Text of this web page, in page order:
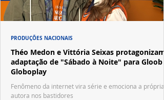
Théo Medon e Vittória Seixas protagonizam
adaptação de "Sábado à Noite" para Gloob e
Globoplay
Fenômeno da internet vira série e emociona a própria
autora nos bastidores
PRODUÇÕES NACIONAIS